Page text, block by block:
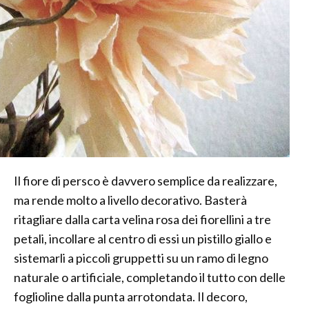
Il fiore di persco è davvero semplice da realizzare,
ma rende molto a livello decorativo. Basterà
ritagliare dalla carta velina rosa dei fiorellini a tre
petali, incollare al centro di essi un pistillo giallo e
sistemarli a piccoli gruppetti su un ramo di legno
naturale o artificiale, completando il tutto con delle
foglioline dalla punta arrotondata. Il decoro,